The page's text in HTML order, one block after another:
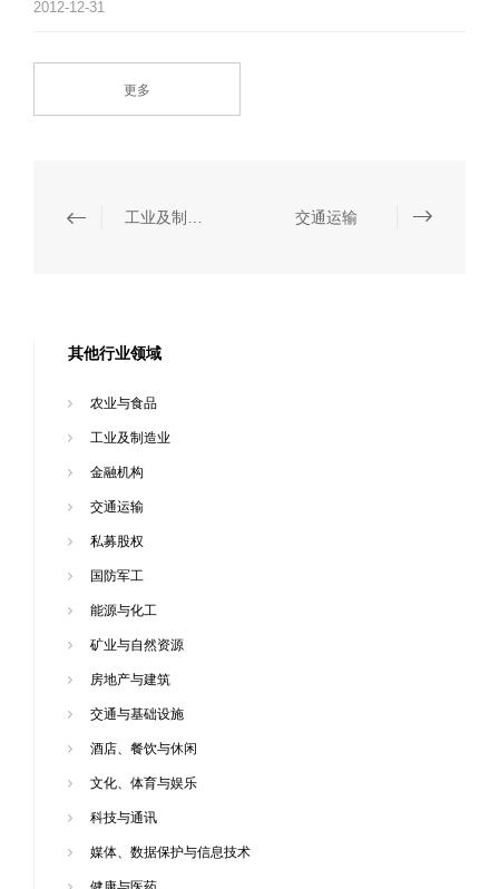
2012-12-31
更多
交通运输
其他行业领域
农业与食品
工业及制造业
金融机构
交通运输
私募股权
国防军工
能源与化工
矿业与自然资源
房地产与建筑
交通与基础设施
酒店、餐饮与休闲
文化、体育与娱乐
科技与通讯
媒体、数据保护与信息技术